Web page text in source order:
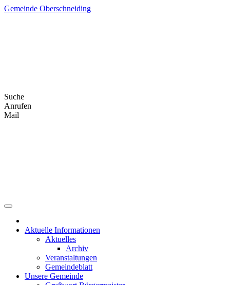
Skip
Gemeinde Oberschneiding
Suche
Anrufen
Mail
Aktuelle Informationen
Aktuelles
Archiv
Veranstaltungen
Gemeindeblatt
Unsere Gemeinde